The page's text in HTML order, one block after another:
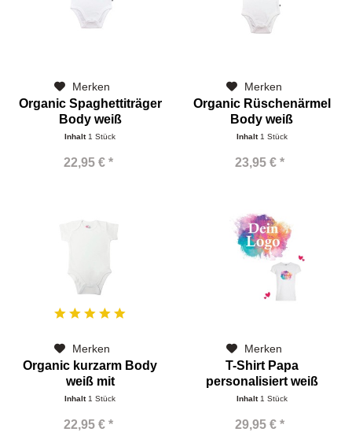
Merken
Organic Spaghettiträger
Body weiß
personalisieren
Inhalt 1 Stück
22,95 € *
Merken
Organic Rüschenärmel
Body weiß
personalisieren
Inhalt 1 Stück
23,95 € *
Merken
Organic kurzarm Body
weiß mit
Schlupfkragen...
Inhalt 1 Stück
22,95 € *
Merken
T-Shirt Papa
personalisiert weiß
Inhalt 1 Stück
29,95 € *